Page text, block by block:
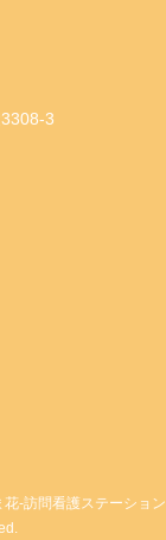
3
-訪問看護ステーション